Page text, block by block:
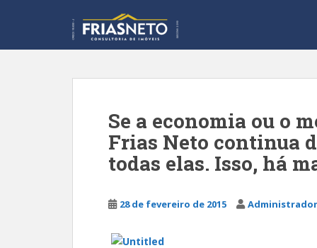
Se a economia ou o
Frias Neto continua
todas elas. Isso, há
28 de fevereiro de 2015